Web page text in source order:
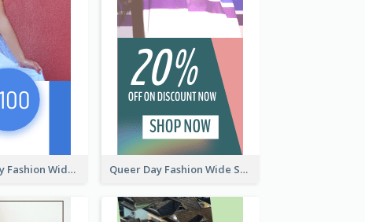
Summer Cosy Fashion Wide Skyscraper Banner Queer Day Fashion Wide Skyscraper Banner